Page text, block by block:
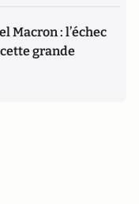
Macron : l’échec
grande